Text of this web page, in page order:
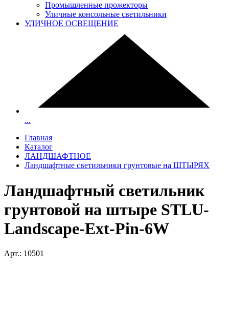
Промышленные прожекторы
Уличные консольные светильники
УЛИЧНОЕ ОСВЕЩЕНИЕ
...
Главная
Каталог
ЛАНДШАФТНОЕ
Ландшафтные светильники грунтовые на ШТЫРЯХ
Ландшафтный светильник
грунтовой на штыре STLU-
Landscape-Ext-Pin-6W
Арт.: 10501